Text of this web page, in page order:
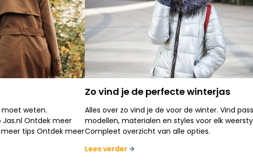
moet weten.
Jas.nl Ontdek meer
tips Ontdek meer
Zo vind je de perfecte winterjas
Alles over zo vind je de voor de winter. Vind
modellen, materialen en styles voor elk
Compleet overzicht van alle opties.
Lees verder